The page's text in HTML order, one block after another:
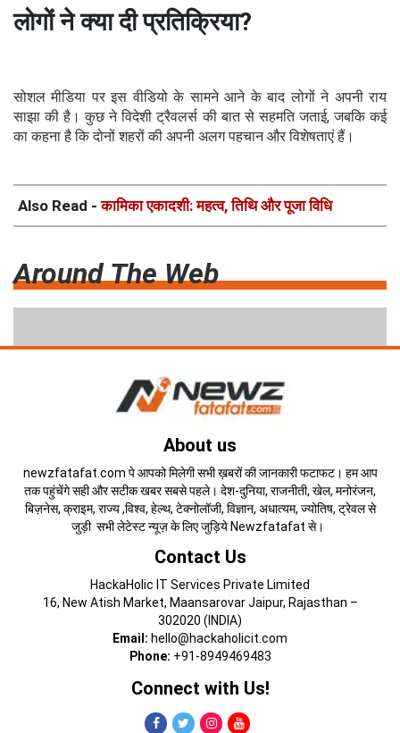
लोगों ने क्या दी प्रतिक्रिया?
सोशल मीडिया पर इस वीडियो के सामने आने के बाद लोगों ने अपनी राय
साझा की है। कुछ ने विदेशी ट्रैवलर्स की बात से सहमति जताई, जबकि कई
का कहना है कि दोनों शहरों की अपनी अलग पहचान और विशेषताएं हैं।
Also Read -कामिका एकादशी: महत्व, तिथि और पूजा विधि
Around The Web
About us
newzfatafat.com पे आपको मिलेगी सभी ख़बरों की जानकारी फटाफट। हम आप
तक पहुंचेंगे सही और सटीक खबर सबसे पहले। देश-दुनिया, राजनीती, खेल, मनोरंजन,
बिज़नेस, क्राइम, राज्य ,विश्व, हेल्थ, टेक्नोलॉजी, विज्ञान, अधात्यम, ज्योतिष, ट्रेवल से
जुड़ी सभी लेटेस्ट न्यूज़ के लिए जुड़िये Newzfatafat से।
Contact Us
HackaHolic IT Services Private Limited
16, New Atish Market, Maansarovar Jaipur, Rajasthan –
302020 (INDIA)
Email: hello@hackaholicit.com
Phone: +91-8949469483
Connect with Us!